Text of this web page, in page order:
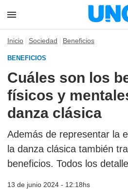
Inicio Sociedad Beneficios
BENEFICIOS
Cuáles son los
físicos y
danza clásica
Además de representar la
la danza clásica también
beneficios. Todos los
13 de junio 2024 - 12:18hs